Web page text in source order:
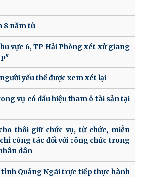
8 năm tù
vực 6, TP Hải Phòng xét xử giang
yếu thế được xem xét lại
vụ có dấu hiệu tham ô tài sản tại
thôi giữ chức vụ, từ chức, miễn
công tác đối với công chức trong
dân
tỉnh Quảng Ngãi trực tiếp thực hành